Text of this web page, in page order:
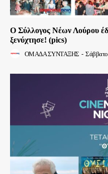
Ο Σύλλογος Νέων Λούρου
ξενύχτησε! (pics)
ΟΜΑΔΑ ΣΥΝΤΑΞΗΣ -